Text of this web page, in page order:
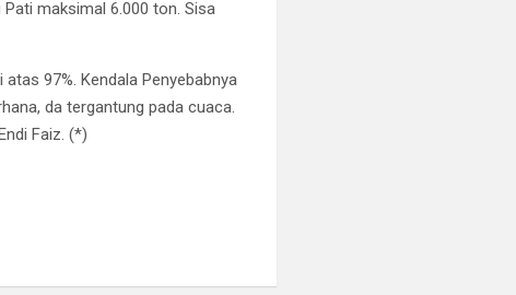
maksimal 6.000 ton. Sisa
97%. Kendala Penyebabnya
da tergantung pada cuaca.
Faiz. (*)